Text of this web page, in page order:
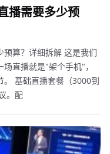
播需要多少预
算？详细拆解 这是我们
直播就是"架个手机"，
。 基础直播套餐（3000到
。配